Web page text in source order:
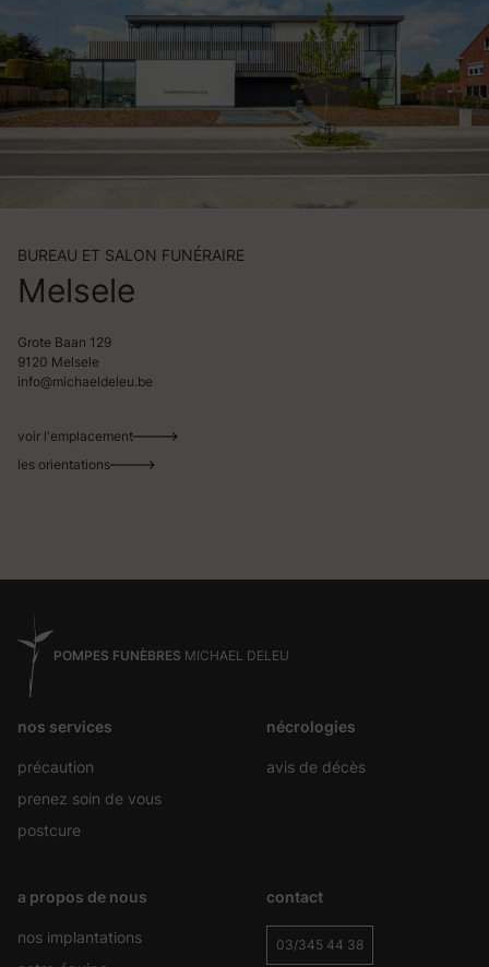
BUREAU ET SALON FUNÉRAIRE
Melsele
Grote Baan 129
9120 Melsele
info@michaeldeleu.be
voir l'emplacement
les orientations
POMPES FUNÈBRES MICHAEL DELEU
nos services
précaution
prenez soin de vous
postcure
nécrologies
avis de décès
a propos de nous
nos implantations
contact
03/345 44 38